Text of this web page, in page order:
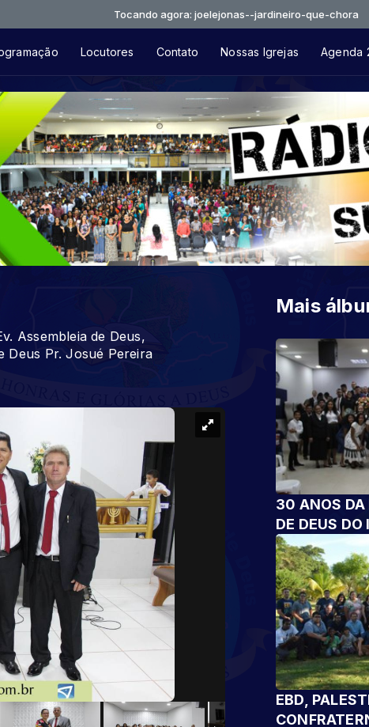
Tocando agora: joelejonas--jardineiro-que-chora
Locutores Contato Nossas Igrejas Agenda
Assembleia de Deus,
Deus Pr. Josué Pereira
Mais
30 ANOS DA
DE DEUS
EBD,